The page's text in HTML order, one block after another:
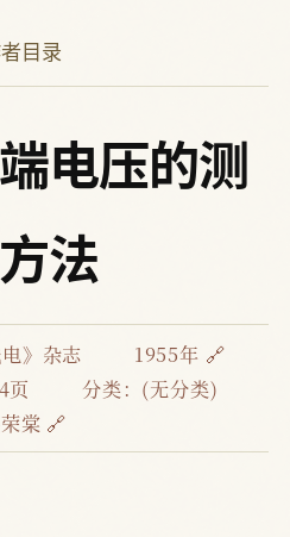
目录
电压的测
法
电》杂志
1955年 🔗
页
分类：(无分类)
棠 🔗